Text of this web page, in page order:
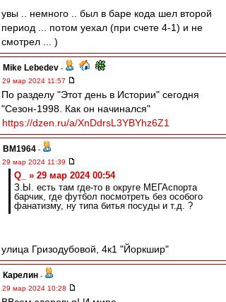
увы .. немного .. был в баре кода шел второй
период ... потом уехал (при счете 4-1) и не
смотрел ... )
Mike Lebedev -
29 мар 2024 11:57
По разделу "Этот день в Истории" сегодня
"Сезон-1998. Как он начинался"
https://dzen.ru/a/XnDdrsL3YBYhz6Z1
BM1964 -
29 мар 2024 11:39
Q_ » 29 мар 2024 00:54
З.Ы. есть там где-то в округе МЕГАспорта
барчик, где футбол посмотреть без особого
фанатизму, ну типа битья посуды и т.д. ?
улица Гризодубовой, 4к1 "Йоркшир"
Карелин -
29 мар 2024 10:28